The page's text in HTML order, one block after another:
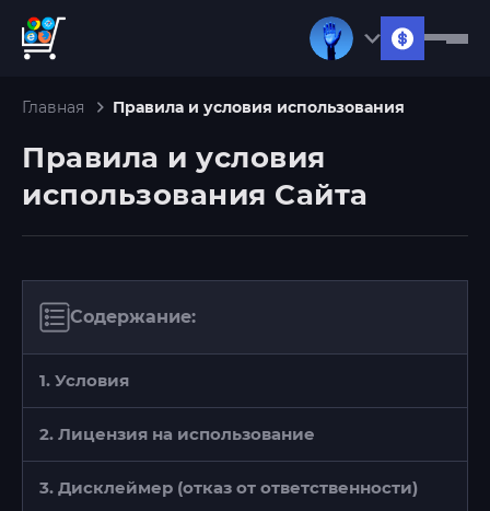
Главная Правила и условия использования
Правила и условия
использования Сайта
Содержание:
1. Условия
2. Лицензия на использование
3. Дисклеймер (отказ от ответственности)